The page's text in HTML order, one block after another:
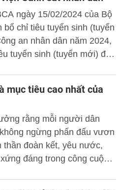
ngày 15/02/2024 của Bộ
chỉ tiêu tuyển sinh (tuyển
an nhân dân năm 2024,
tuyển sinh (tuyển mới) đào
mục tiêu cao nhất của
rằng mỗi người dân
ngừng phấn đấu vươn
thần đoàn kết, yêu nước,
đáng trong công cuộc